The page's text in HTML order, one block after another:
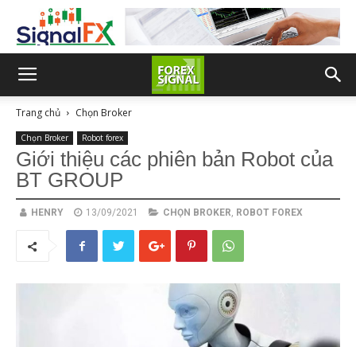
Trang chủ Chọn Broker
Chọn Broker Robot forex
Giới thiệu các phiên bản Robot của
BT GROUP
HENRY 13/09/2021 CHỌN BROKER, ROBOT FOREX